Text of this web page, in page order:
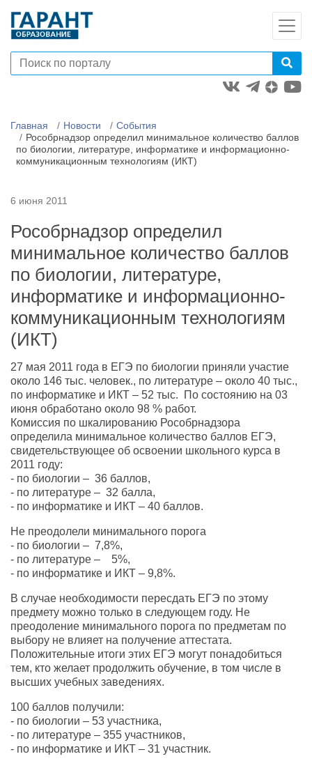
Главная Новости
События
Рособрнадзор определил минимальное количество баллов
по биологии, литературе, информатике и информационно-
коммуникационным технологиям (ИКТ)
6 июня 2011
Рособрнадзор определил
минимальное количество баллов
по биологии, литературе,
информатике и информационно-
коммуникационным технологиям
(ИКТ)
27 мая 2011 года в ЕГЭ по биологии приняли участие
около 146 тыс. человек., по литературе – около 40 тыс.,
по информатике и ИКТ – 52 тыс. По состоянию на 03
июня обработано около 98 % работ.
Комиссия по шкалированию Рособрнадзора
определила минимальное количество баллов ЕГЭ,
свидетельствующее об освоении школьного курса в
2011 году:
- по биологии – 36 баллов,
- по литературе – 32 балла,
- по информатике и ИКТ – 40 баллов.
Не преодолели минимального порога
- по биологии – 7,8%,
- по литературе – 5%,
- по информатике и ИКТ – 9,8%.
В случае необходимости пересдать ЕГЭ по этому
предмету можно только в следующем году. Не
преодоление минимального порога по предметам по
выбору не влияет на получение аттестата.
Положительные итоги этих ЕГЭ могут понадобиться
тем, кто желает продолжить обучение, в том числе в
высших учебных заведениях.
100 баллов получили:
- по биологии – 53 участника,
- по литературе – 355 участников,
- по информатике и ИКТ – 31 участник.